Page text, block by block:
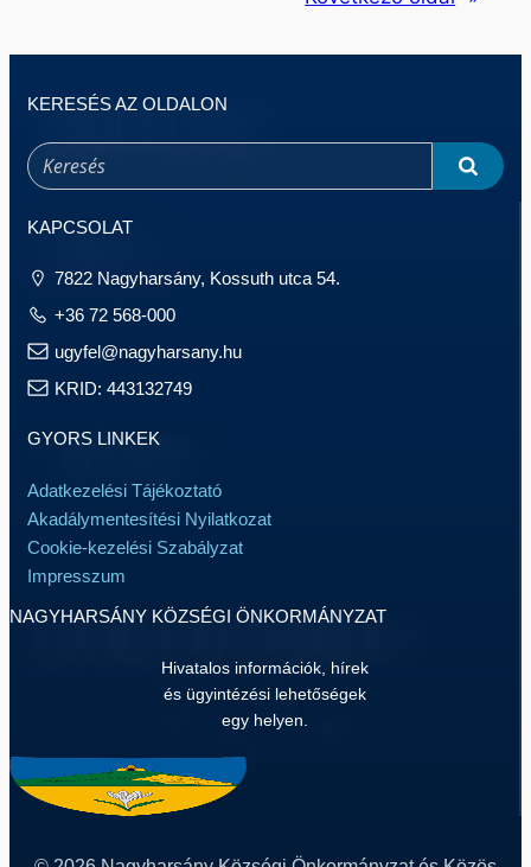
KERESÉS AZ OLDALON
KAPCSOLAT
7822 Nagyharsány, Kossuth utca 54.
+36 72 568-000
ugyfel@nagyharsany.hu
KRID: 443132749
GYORS LINKEK
Adatkezelési Tájékoztató
Akadálymentesítési Nyilatkozat
Cookie-kezelési Szabályzat
Impresszum
NAGYHARSÁNY KÖZSÉGI ÖNKORMÁNYZAT
Hivatalos információk, hírek
és ügyintézési lehetőségek
egy helyen.